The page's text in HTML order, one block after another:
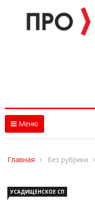
Меню
Главная Без рубрики
УСАДИЩЕНСКОЕ СП